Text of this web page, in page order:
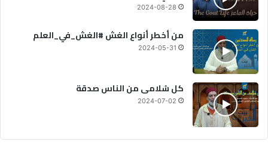
2024-08-28
من أخطر أنواع الغش #الغش_في_العلم
2024-05-31
كل سُلامى من الناس صدقة
2024-07-02